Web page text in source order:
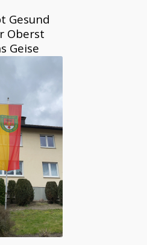
Gesund
Oberst
Geise